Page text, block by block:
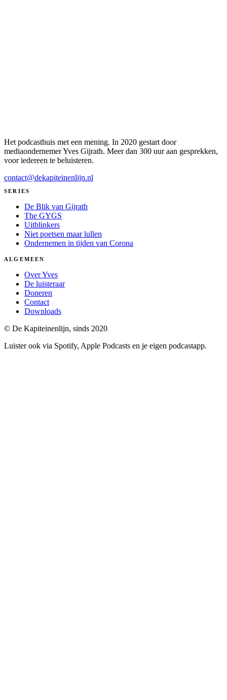
Het podcasthuis met een mening. In 2020 gestart door
mediaondernemer Yves Gijrath. Meer dan 300 uur aan gesprekken,
voor iedereen te beluisteren.
contact@dekapiteinenlijn.nl
SERIES
De Blik van Gijrath
The GYGS
Uitblinkers
Niet poetsen maar lullen
Ondernemen in tijden van Corona
ALGEMEEN
Over Yves
De luisteraar
Doneren
Contact
Downloads
© De Kapiteinenlijn, sinds 2020
Luister ook via Spotify, Apple Podcasts en je eigen podcastapp.